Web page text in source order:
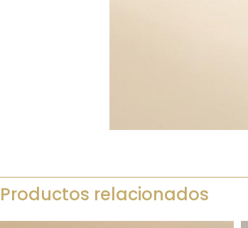
Productos relacionados